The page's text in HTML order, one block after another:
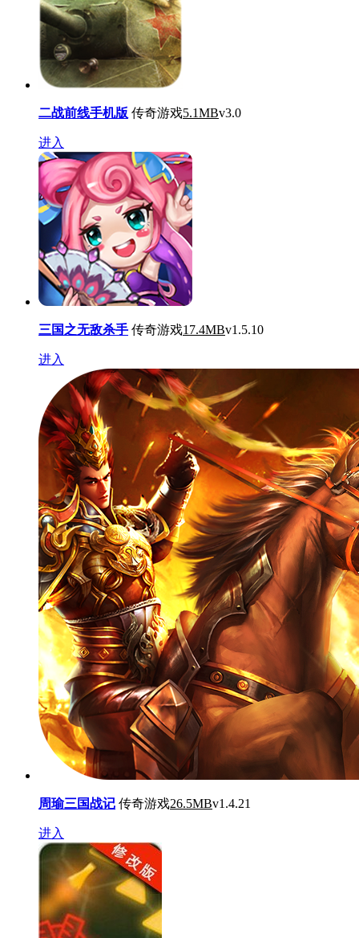
二战前线手机版 传奇游戏5.1MBv3.0
进入
三国之无敌杀手 传奇游戏17.4MBv1.5.10
进入
周瑜三国战记 传奇游戏26.5MBv1.4.21
进入